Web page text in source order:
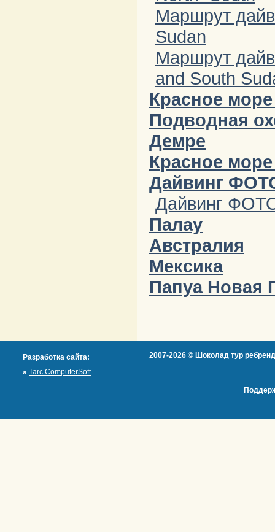
Маршрут
Sudan
Маршрут
and South
Красное
Подводная
Демре
Красное
Дайвинг
Дайвинг
Палау
Австралия
Мексика
Папуа Новая
Разработка сайта:
» Tarc ComputerSoft
2007-2026 © Шоколад тур